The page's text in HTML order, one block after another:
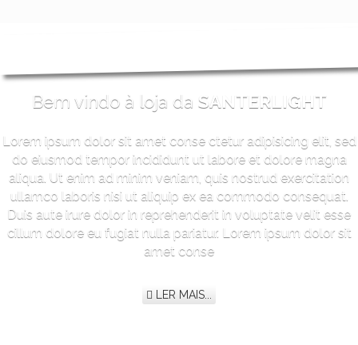
Bem vindo à loja da SANTERLIGHT
Lorem ipsum dolor sit amet conse ctetur adipisicing elit, sed
do eiusmod tempor incididunt ut labore et dolore magna
aliqua. Ut enim ad minim veniam, quis nostrud exercitation
ullamco laboris nisi ut aliquip ex ea commodo consequat.
Duis aute irure dolor in reprehenderit in voluptate velit esse
cillum dolore eu fugiat nulla pariatur. Lorem ipsum dolor sit
amet conse
LER MAIS...